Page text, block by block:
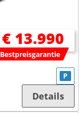
€ 13.990
Bestpreisgarantie
P
Details